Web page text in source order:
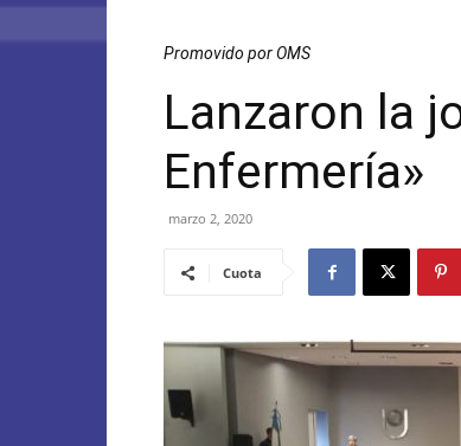
Promovido por OMS
Lanzaron la
Enfermería»
marzo 2, 2020
Cuota